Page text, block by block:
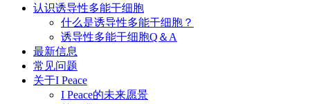
认识诱导性多能干细胞
什么是诱导性多能干细胞？
诱导性多能干细胞Q＆A
最新信息
常见问题
关于I Peace
I Peace的未来愿景